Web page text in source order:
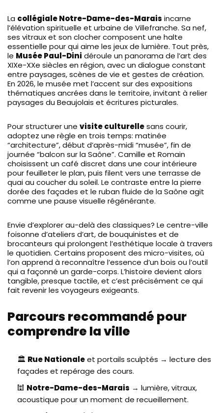
La collégiale Notre-Dame-des-Marais incarne
l’élévation spirituelle et urbaine de Villefranche. Sa nef,
ses vitraux et son clocher composent une halte
essentielle pour qui aime les jeux de lumière. Tout près,
le Musée Paul-Dini déroule un panorama de l’art des
XIXe-XXe siècles en région, avec un dialogue constant
entre paysages, scènes de vie et gestes de création.
En 2026, le musée met l’accent sur des expositions
thématiques ancrées dans le territoire, invitant à relier
paysages du Beaujolais et écritures picturales.
Pour structurer une visite culturellesans courir,
adoptez une règle en trois temps: matinée
“architecture”, début d’après-midi “musée”, fin de
journée “balcon sur la Saône”. Camille et Romain
choisissent un café discret dans une cour intérieure
pour feuilleter le plan, puis filent vers une terrasse de
quai au coucher du soleil. Le contraste entre la pierre
dorée des façades et le ruban fluide de la Saône agit
comme une pause visuelle régénérante.
Envie d’explorer au-delà des classiques? Le centre-ville
foisonne d’ateliers d’art, de bouquinistes et de
brocanteurs qui prolongent l’esthétique locale à travers
le quotidien. Certains proposent des micro-visites, où
l’on apprend à reconnaître l’essence d’un bois ou l’outil
qui a façonné un garde-corps. L’histoire devient alors
tangible, presque tactile, et c’est précisément ce qui
fait revenir les voyageurs exigeants.
Parcours recommandé pour
comprendre la ville
🏛️ Rue Nationaleet portails sculptés → lecture des
façades et repérage des cours.
🕍 Notre-Dame-des-Marais → lumière, vitraux,
acoustique pour un moment de recueillement.